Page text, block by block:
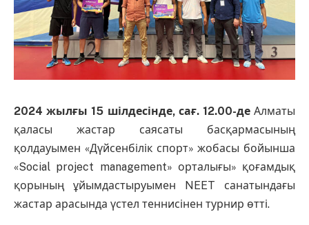
2024 жылғы 15 шілдесінде, сағ. 12.00-деАлматы
қаласы жастар саясаты басқармасының
қолдауымен «Дүйсенбілік спорт» жобасы бойынша
«Social project management» орталығы» қоғамдық
қорының ұйымдастыруымен NEET санатындағы
жастар арасында үстел теннисінен турнир өтті.